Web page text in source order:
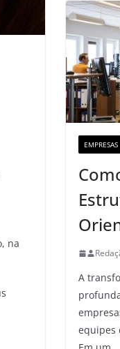
na
EMPRESAS
A
equipes